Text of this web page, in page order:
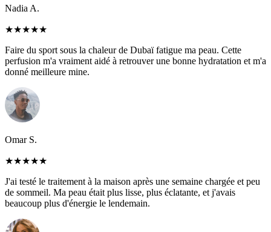
Nadia A.
★★★★★
Faire du sport sous la chaleur de Dubaï fatigue ma peau. Cette
perfusion m'a vraiment aidé à retrouver une bonne hydratation et m'a
donné meilleure mine.
Omar S.
★★★★★
J'ai testé le traitement à la maison après une semaine chargée et peu
de sommeil. Ma peau était plus lisse, plus éclatante, et j'avais
beaucoup plus d'énergie le lendemain.